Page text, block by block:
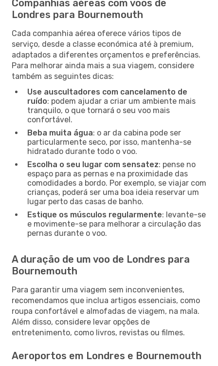
Companhias aéreas com voos de
Londres para Bournemouth
Cada companhia aérea oferece vários tipos de
serviço, desde a classe económica até à premium,
adaptados a diferentes orçamentos e preferências.
Para melhorar ainda mais a sua viagem, considere
também as seguintes dicas:
Use auscultadores com cancelamento de
ruído: podem ajudar a criar um ambiente mais
tranquilo, o que tornará o seu voo mais
confortável.
Beba muita água: o ar da cabina pode ser
particularmente seco, por isso, mantenha-se
hidratado durante todo o voo.
Escolha o seu lugar com sensatez: pense no
espaço para as pernas e na proximidade das
comodidades a bordo. Por exemplo, se viajar com
crianças, poderá ser uma boa ideia reservar um
lugar perto das casas de banho.
Estique os músculos regularmente: levante-se
e movimente-se para melhorar a circulação das
pernas durante o voo.
A duração de um voo de Londres para
Bournemouth
Para garantir uma viagem sem inconvenientes,
recomendamos que inclua artigos essenciais, como
roupa confortável e almofadas de viagem, na mala.
Além disso, considere levar opções de
entretenimento, como livros, revistas ou filmes.
Aeroportos em Londres e Bournemouth